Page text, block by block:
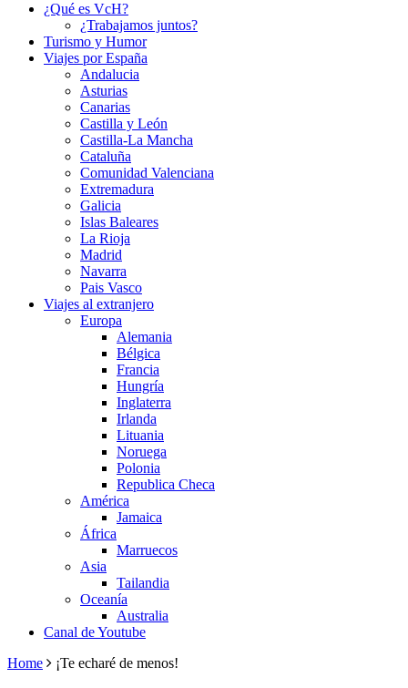
¿Qué es VcH?
¿Trabajamos juntos?
Turismo y Humor
Viajes por España
Andalucia
Asturias
Canarias
Castilla y León
Castilla-La Mancha
Cataluña
Comunidad Valenciana
Extremadura
Galicia
Islas Baleares
La Rioja
Madrid
Navarra
Pais Vasco
Viajes al extranjero
Europa
Alemania
Bélgica
Francia
Hungría
Inglaterra
Irlanda
Lituania
Noruega
Polonia
Republica Checa
América
Jamaica
África
Marruecos
Asia
Tailandia
Oceanía
Australia
Canal de Youtube
Home
¡Te echaré de menos!